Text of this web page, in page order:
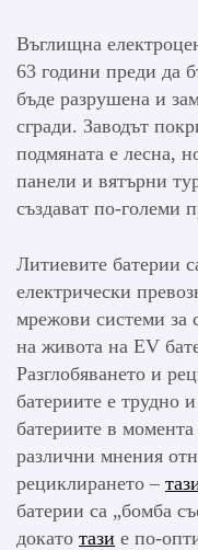
Въглищна
63 години преди да
бъде разрушена и
сгради. Заводът
подмяната е лесна,
панели и вятърни
създават по-големи
Литиевите батерии
електрически
мрежови системи за
на живота на EV
Разглобяването и
батериите е трудно
батериите в
различни мнения
рециклирането –
батерии са „бомба
докато тази е по-